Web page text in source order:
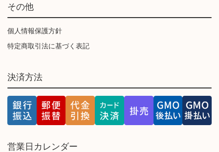
その他
個人情報保護方針
特定商取引法に基づく表記
決済方法
営業日カレンダー